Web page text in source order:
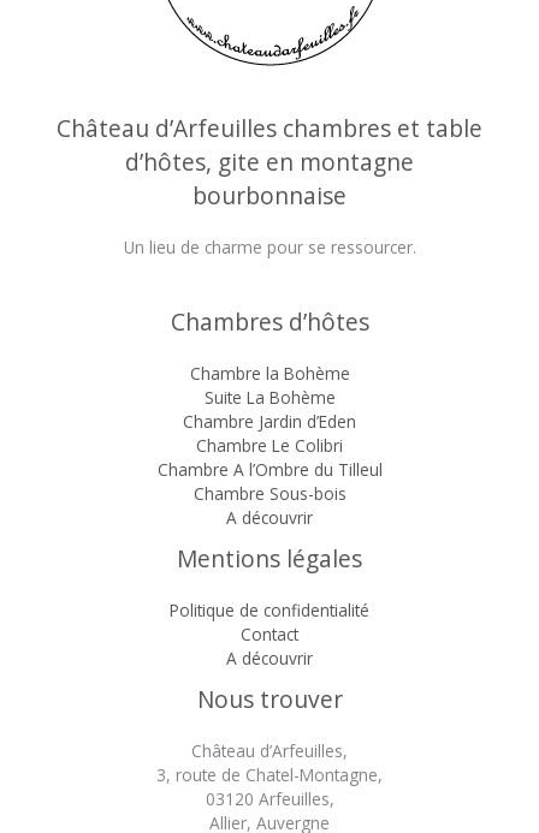
Château d’Arfeuilles chambres et table
d’hôtes, gite en montagne
bourbonnaise
Un lieu de charme pour se ressourcer.
Chambres d’hôtes
Chambre la Bohème
Suite La Bohème
Chambre Jardin d’Eden
Chambre Le Colibri
Chambre A l’Ombre du Tilleul
Chambre Sous-bois
A découvrir
Mentions légales
Politique de confidentialité
Contact
A découvrir
Nous trouver
Château d’Arfeuilles,
3, route de Chatel-Montagne,
03120 Arfeuilles,
Allier, Auvergne